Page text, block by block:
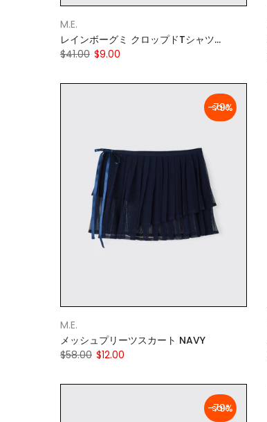
M.E.
レインボーグミ クロップドTシャツ
D.GRAY
$41.00 $9.00
-79%
M.E.
メッシュプリーツスカート NAVY
$58.00 $12.00
-79%